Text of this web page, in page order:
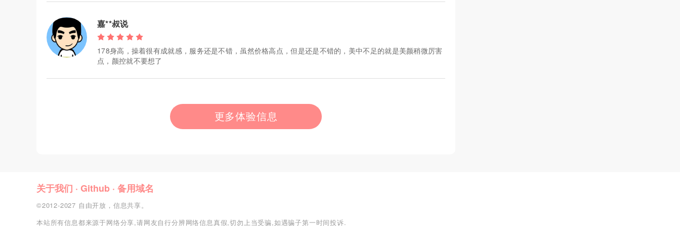
嘉**叔说
178身高，操着很有成就感，服务还是不错，虽然价格高点，但是还是不错的，美中不足的就是美颜稍微厉害
点，颜控就不要想了
更多体验信息
关于我们 · Github · 备用域名
©2012-2027 自由开放，信息共享。
本站所有信息都来源于网络分享,请网友自行分辨网络信息真假,切勿上当受骗,如遇骗子第一时间投诉.